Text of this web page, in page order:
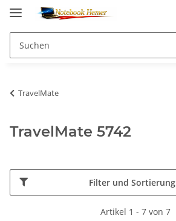
TravelMate
TravelMate 5742
Filter und Sortierung
Artikel 1 - 7 von 7